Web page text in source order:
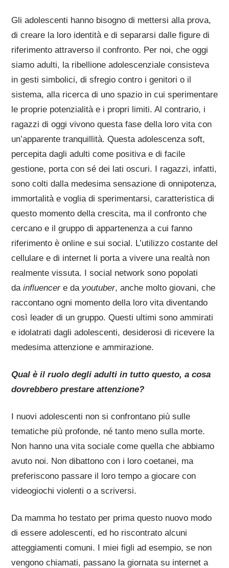
Gli adolescenti hanno bisogno di mettersi alla prova,
di creare la loro identità e di separarsi dalle figure di
riferimento attraverso il confronto. Per noi, che oggi
siamo adulti, la ribellione adolescenziale consisteva
in gesti simbolici, di sfregio contro i genitori o il
sistema, alla ricerca di uno spazio in cui sperimentare
le proprie potenzialità e i propri limiti. Al contrario, i
ragazzi di oggi vivono questa fase della loro vita con
un’apparente tranquillità. Questa adolescenza soft,
percepita dagli adulti come positiva e di facile
gestione, porta con sé dei lati oscuri. I ragazzi, infatti,
sono colti dalla medesima sensazione di onnipotenza,
immortalità e voglia di sperimentarsi, caratteristica di
questo momento della crescita, ma il confronto che
cercano e il gruppo di appartenenza a cui fanno
riferimento è online e sui social. L’utilizzo costante del
cellulare e di internet li porta a vivere una realtà non
realmente vissuta. I social network sono popolati
da influencere da youtuber, anche molto giovani, che
raccontano ogni momento della loro vita diventando
così leader di un gruppo. Questi ultimi sono ammirati
e idolatrati dagli adolescenti, desiderosi di ricevere la
medesima attenzione e ammirazione.
Qual è il ruolo degli adulti in tutto questo, a cosa
dovrebbero prestare attenzione?
I nuovi adolescenti non si confrontano più sulle
tematiche più profonde, né tanto meno sulla morte.
Non hanno una vita sociale come quella che abbiamo
avuto noi. Non dibattono con i loro coetanei, ma
preferiscono passare il loro tempo a giocare con
videogiochi violenti o a scriversi.
Da mamma ho testato per prima questo nuovo modo
di essere adolescenti, ed ho riscontrato alcuni
atteggiamenti comuni. I miei figli ad esempio, se non
vengono chiamati, passano la giornata su internet a